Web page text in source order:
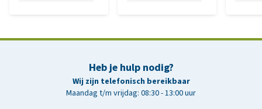
Heb je hulp nodig?
Wij zijn telefonisch bereikbaar
Maandag t/m vrijdag: 08:30 - 13:00 uur